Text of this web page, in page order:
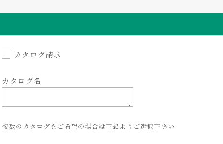
カタログ請求
カタログ名
複数のカタログをご希望の場合は下記よりご選択下さい